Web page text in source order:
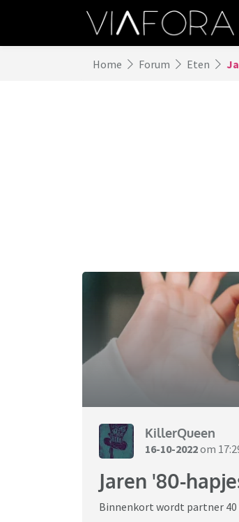
Home Forum Eten
KillerQueen
16-10-2022om
Jaren '80-
Binnenkort wordt partner 40